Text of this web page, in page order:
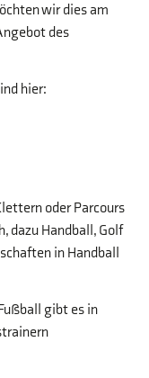
wir dies am
des
hier:
oder Parcours
dazu Handball, Golf
in Handball
gibt es in